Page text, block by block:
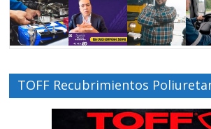
TOFF Recubrimientos